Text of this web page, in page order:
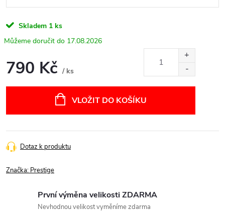
Skladem 1 ks
17.08.2026
790 Kč / ks
VLOŽIT DO KOŠÍKU
Dotaz k produktu
Značka: Prestige
První výměna velikosti ZDARMA
Nevhodnou velikost vyměníme zdarma